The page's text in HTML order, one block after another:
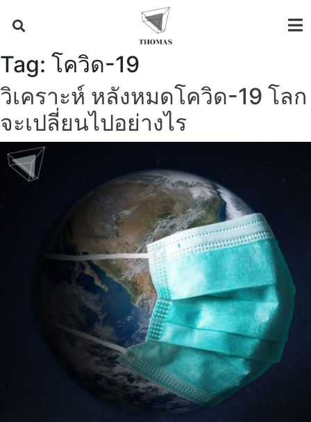
Tag: โควิด-19
วิเคราะห์ หลังหมดโควิด-19 โลก
จะเปลี่ยนไปอย่างไร